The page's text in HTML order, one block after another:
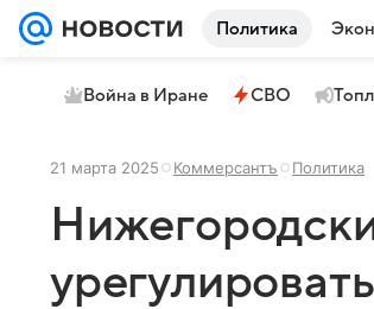
Политика
Война в Иране СВО
21 марта 2025 Коммерсантъ Политика